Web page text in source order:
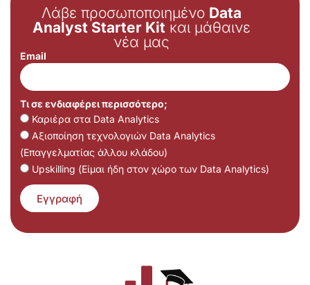
Λάβε προσωποποιημένο Data
Analyst Starter Kit και μάθαινε
νέα μας
Email
Τι σε ενδιαφέρει περισσότερο;
Καριέρα στα Data Analytics
Αξιοποίηση τεχνολογιών Data Analytics
(Επαγγελματίας άλλου κλάδου)
Upskilling (Είμαι ήδη στον χώρο των Data Analytics)
Εγγραφή